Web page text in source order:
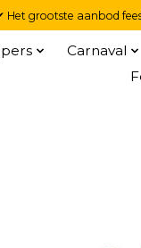
Het grootste aanbod
Carnaval